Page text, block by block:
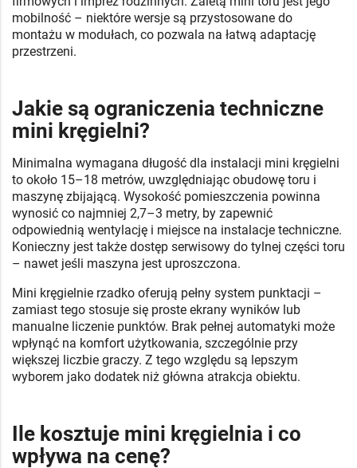
mobilność – niektóre wersje są przystosowane do
montażu w modułach, co pozwala na łatwą adaptację
przestrzeni.
Jakie są ograniczenia techniczne
mini kręgielni?
Minimalna wymagana długość dla instalacji mini kręgielni
to około 15–18 metrów, uwzględniając obudowę toru i
maszynę zbijającą. Wysokość pomieszczenia powinna
wynosić co najmniej 2,7–3 metry, by zapewnić
odpowiednią wentylację i miejsce na instalacje techniczne.
Konieczny jest także dostęp serwisowy do tylnej części toru
– nawet jeśli maszyna jest uproszczona.
Mini kręgielnie rzadko oferują pełny system punktacji –
zamiast tego stosuje się proste ekrany wyników lub
manualne liczenie punktów. Brak pełnej automatyki może
wpłynąć na komfort użytkowania, szczególnie przy
większej liczbie graczy. Z tego względu są lepszym
wyborem jako dodatek niż główna atrakcja obiektu.
Ile kosztuje mini kręgielnia i co
wpływa na cenę?